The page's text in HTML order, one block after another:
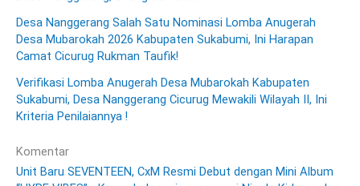
Desa Nanggerang Salah Satu Nominasi Lomba Anugerah
Desa Mubarokah 2026 Kabupaten Sukabumi, Ini Harapan
Camat Cicurug Rukman Taufik!
Verifikasi Lomba Anugerah Desa Mubarokah Kabupaten
Sukabumi, Desa Nanggerang Cicurug Mewakili Wilayah II, Ini
Kriteria Penilaiannya !
Komentar
Unit Baru SEVENTEEN, CxM Resmi Debut dengan Mini Album